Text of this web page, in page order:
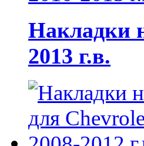
Накладки
2013 г.в.